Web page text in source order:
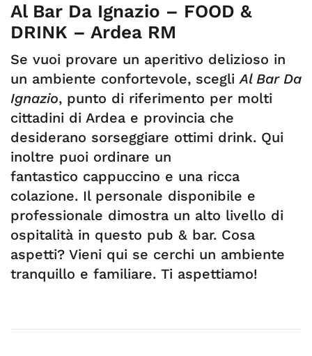
Al Bar Da Ignazio – FOOD &
DRINK – Ardea RM
Se vuoi provare un aperitivo delizioso in
un ambiente confortevole, scegliAl Bar Da
Ignazio, punto di riferimento per molti
cittadini di Ardea e provincia che
desiderano sorseggiare ottimi drink. Qui
inoltre puoi ordinare un
fantastico cappuccino e una ricca
colazione. Il personale disponibile e
professionale dimostra un alto livello di
ospitalità in questo pub & bar. Cosa
aspetti? Vieni qui se cerchi un ambiente
tranquillo e familiare. Ti aspettiamo!